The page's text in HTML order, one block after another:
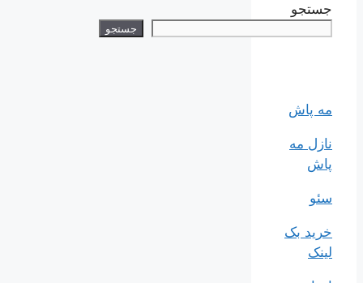
جستجو
جستجو
مه پاش
نازل مه
پاش
سئو
خرید بک
لینک